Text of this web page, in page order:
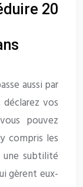
20
aussi par
vos
pouvez
compris les
subtilité
gèrent eux-